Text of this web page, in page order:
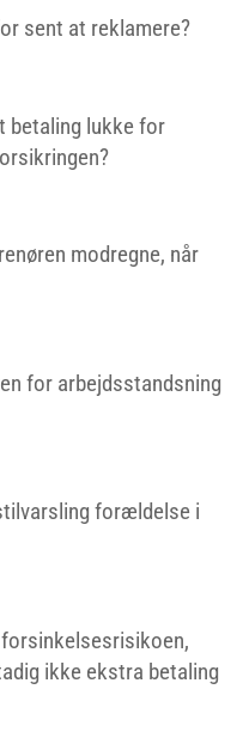
sent at reklamere?
betaling lukke for
modregne, når
for arbejdsstandsning
forældelse i
forsinkelsesrisikoen,
ikke ekstra betaling